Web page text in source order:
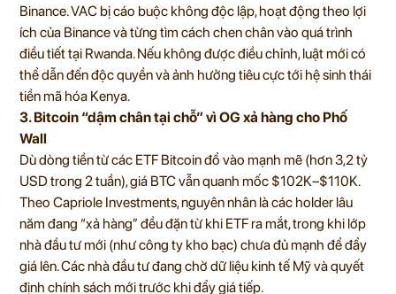
Binance. VAC bị cáo buộc không độc lập, hoạt động theo lợi
ích của Binance và từng tìm cách chen chân vào quá trình
điều tiết tại Rwanda. Nếu không được điều chỉnh, luật mới có
thể dẫn đến độc quyền và ảnh hưởng tiêu cực tới hệ sinh thái
tiền mã hóa Kenya.
3. Bitcoin “dậm chân tại chỗ” vì OG xả hàng cho Phố
Wall
Dù dòng tiền từ các ETF Bitcoin đổ vào mạnh mẽ (hơn 3,2 tỷ
USD trong 2 tuần), giá BTC vẫn quanh mốc $102K–$110K.
Theo Capriole Investments, nguyên nhân là các holder lâu
năm đang “xả hàng” đều đặn từ khi ETF ra mắt, trong khi lớp
nhà đầu tư mới (như công ty kho bạc) chưa đủ mạnh để đẩy
giá lên. Các nhà đầu tư đang chờ dữ liệu kinh tế Mỹ và quyết
định chính sách mới trước khi đẩy giá tiếp.